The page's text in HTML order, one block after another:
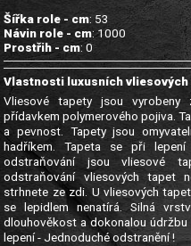
Šířka role - cm: 53
Návin role - cm: 1000
Prostřih - cm: 0
Vlastnosti luxusních
Vliesové tapety jsou vyrobeny
přídavkem polymerového pojiva.
a pevnost. Tapety jsou
hadříkem. Tapeta se při
odstraňování jsou vliesové
odstraňování vliesových tapet
strhnete ze zdi. U vliesových
se lepidlem nenatírá. Silná
dlouhověkost a dokonalou
lepení - Jednoduché odstranění !